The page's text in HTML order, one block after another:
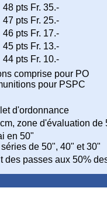
48 pts Fr. 35.-
47 pts Fr. 25.-
46 pts Fr. 17.-
45 pts Fr. 13.-
44 pts Fr. 10.-
comprise pour PO
pour PSPC
d'ordonnance
zone d'évaluation de
en 50"
de 50", 40" et 30"
des passes aux 50%